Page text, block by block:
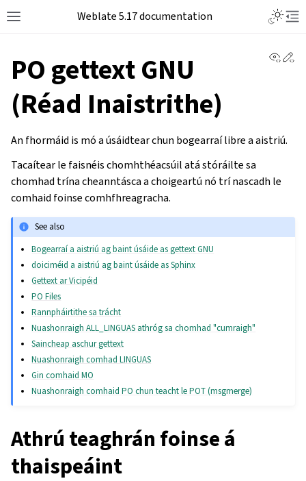
Weblate 5.17 documentation
PO gettext GNU
(Réad Inaistrithe)
An fhormáid is mó a úsáidtear chun bogearraí libre a aistriú.
Tacaítear le faisnéis chomhthéacsúil atá stóráilte sa
chomhad trína cheanntásca a choigeartú nó trí nascadh le
comhaid foinse comhfhreagracha.
See also
Bogearraí a aistriú ag baint úsáide as gettext GNU
doiciméid a aistriú ag baint úsáide as Sphinx
Gettext ar Vicipéid
PO Files
Rannpháirtithe sa trácht
Nuashonraigh ALL_LINGUAS athróg sa chomhad "cumraigh"
Saincheap aschur gettext
Nuashonraigh comhad LINGUAS
Gin comhaid MO
Nuashonraigh comhaid PO chun teacht le POT (msgmerge)
Athrú teaghrán foinse á
thaispeáint